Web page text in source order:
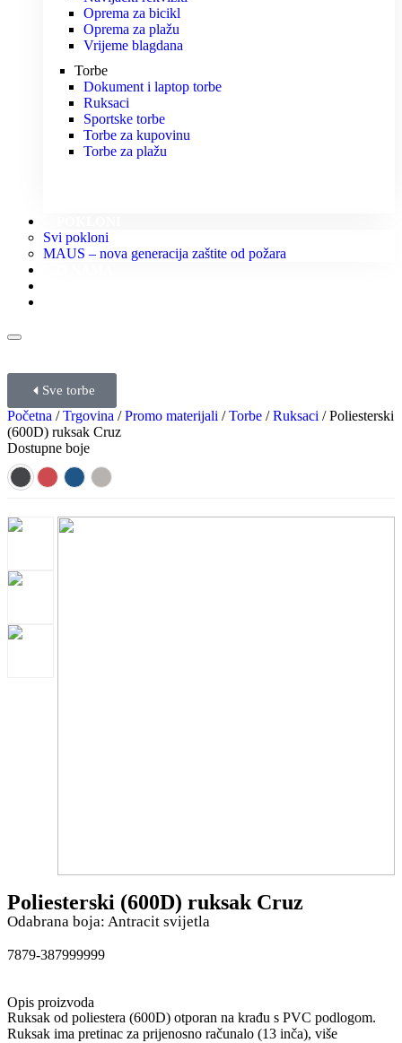
Oprema za bicikl
Oprema za plažu
Vrijeme blagdana
Torbe
Dokument i laptop torbe
Ruksaci
Sportske torbe
Torbe za kupovinu
Torbe za plažu
Svi pokloni
MAUS – nova generacija zaštite od požara
Sve torbe
Početna /Trgovina /Promo materijali /Torbe /Ruksaci / Poliesterski
(600D) ruksak Cruz
Dostupne boje
Poliesterski (600D) ruksak Cruz
Odabrana boja: Antracit svijetla
7879-387999999
Opis proizvoda
Ruksak od poliestera (600D) otporan na krađu s PVC podlogom.
Ruksak ima pretinac za prijenosno računalo (13 inča), više